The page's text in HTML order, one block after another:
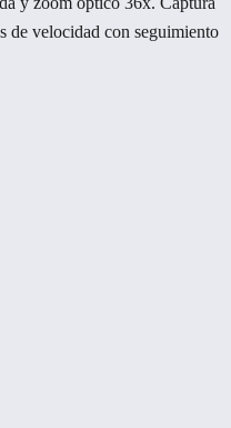
de velocidad con seguimiento